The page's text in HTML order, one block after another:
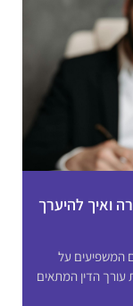
ואיך להיערך
המשפיעים על
עורך הדין המתאים